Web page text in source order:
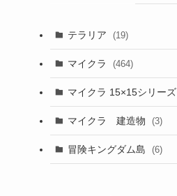
テラリア (19)
マイクラ (464)
マイクラ 15×15シリーズ
マイクラ 建造物 (3)
冒険キングダム島 (6)